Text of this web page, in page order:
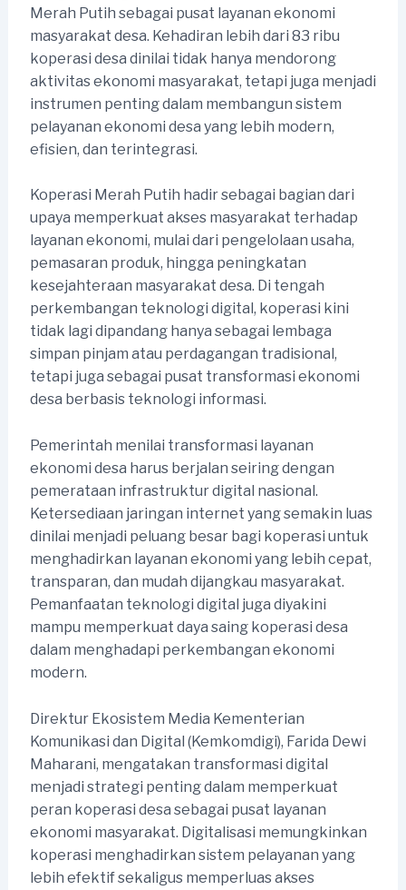
Merah Putih sebagai pusat layanan ekonomi
masyarakat desa. Kehadiran lebih dari 83 ribu
koperasi desa dinilai tidak hanya mendorong
aktivitas ekonomi masyarakat, tetapi juga menjadi
instrumen penting dalam membangun sistem
pelayanan ekonomi desa yang lebih modern,
efisien, dan terintegrasi.
Koperasi Merah Putih hadir sebagai bagian dari
upaya memperkuat akses masyarakat terhadap
layanan ekonomi, mulai dari pengelolaan usaha,
pemasaran produk, hingga peningkatan
kesejahteraan masyarakat desa. Di tengah
perkembangan teknologi digital, koperasi kini
tidak lagi dipandang hanya sebagai lembaga
simpan pinjam atau perdagangan tradisional,
tetapi juga sebagai pusat transformasi ekonomi
desa berbasis teknologi informasi.
Pemerintah menilai transformasi layanan
ekonomi desa harus berjalan seiring dengan
pemerataan infrastruktur digital nasional.
Ketersediaan jaringan internet yang semakin luas
dinilai menjadi peluang besar bagi koperasi untuk
menghadirkan layanan ekonomi yang lebih cepat,
transparan, dan mudah dijangkau masyarakat.
Pemanfaatan teknologi digital juga diyakini
mampu memperkuat daya saing koperasi desa
dalam menghadapi perkembangan ekonomi
modern.
Direktur Ekosistem Media Kementerian
Komunikasi dan Digital (Kemkomdigi), Farida Dewi
Maharani, mengatakan transformasi digital
menjadi strategi penting dalam memperkuat
peran koperasi desa sebagai pusat layanan
ekonomi masyarakat. Digitalisasi memungkinkan
koperasi menghadirkan sistem pelayanan yang
lebih efektif sekaligus memperluas akses